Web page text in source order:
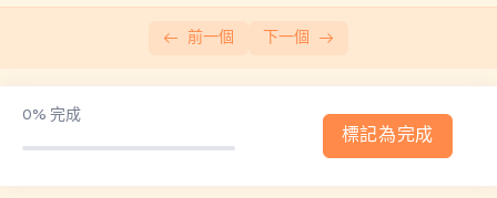
2025.09.07(日)關鍵進出場-專屬直播
2025.10.08(三)財富班專屬直播
2025.10.30(四)小班輔導會議
前一個 下一個
0% 完成
標記為完成